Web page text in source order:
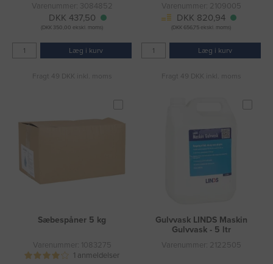
Varenummer: 3084852
DKK 437,50
(DKK 350,00 ekskl. moms)
Læg i kurv
Fragt 49 DKK inkl. moms
Varenummer: 2109005
DKK 820,94
(DKK 656,75 ekskl. moms)
Læg i kurv
Fragt 49 DKK inkl. moms
Sæbespåner 5 kg
Varenummer: 1083275
1 anmeldelser
Gulvvask LINDS Maskin
Gulvvask - 5 ltr
Varenummer: 2122505